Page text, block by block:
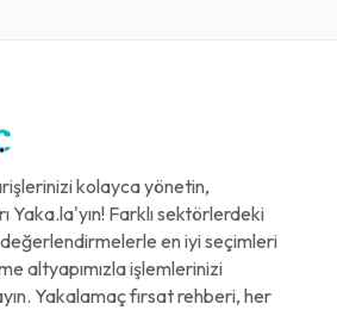
kolayca yönetin,
Yaka.la'yın! Farklı sektörlerdeki
en iyi seçimleri
altyapımızla işlemlerinizi
Yakalamaç fırsat rehberi, her